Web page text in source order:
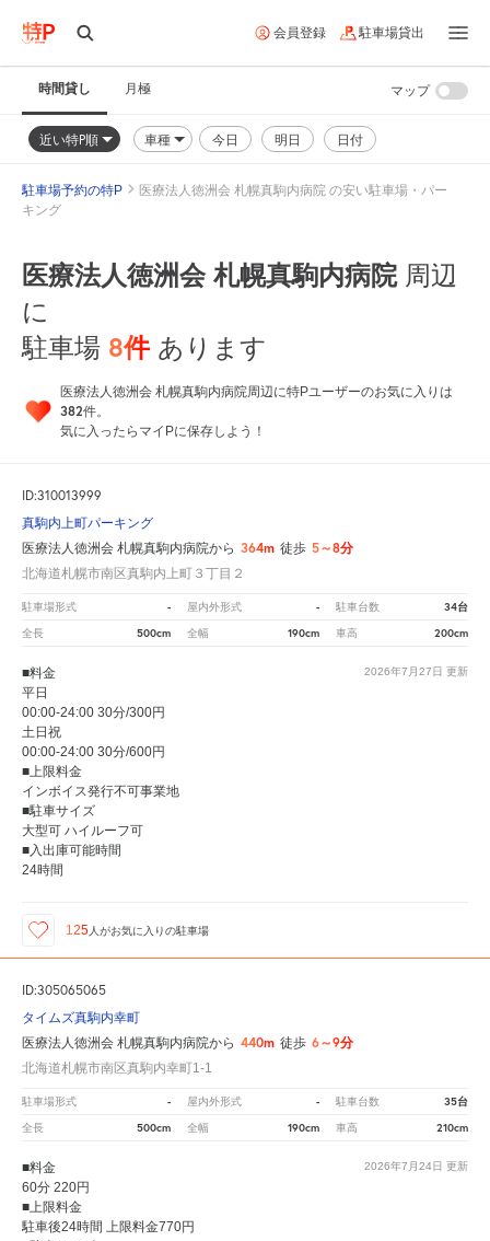
会員登録 駐車場貸出
時間貸し 月極
近い特P順 車種 今日 明日 日付
マップ
駐車場予約の特P
医療法人徳洲会 札幌真駒内病院 の安い駐車場・パー
キング
医療法人徳洲会 札幌真駒内病院周辺
に
駐車場 8件 あります
医療法人徳洲会 札幌真駒内病院周辺に特Pユーザーのお気に入りは
382件。
気に入ったらマイPに保存しよう！
ID:310013999
真駒内上町パーキング
医療法人徳洲会 札幌真駒内病院から 364m 徒歩 5～8分
北海道札幌市南区真駒内上町３丁目２
駐車場形式 - 屋内外形式 - 駐車台数 34台
全長 500cm 全幅 190cm 車高 200cm
2026年7月27日 更新
■料金
平日
00:00-24:00 30分/300円
土日祝
00:00-24:00 30分/600円
■上限料金
インボイス発行不可事業地
■駐車サイズ
大型可 ハイルーフ可
■入出庫可能時間
24時間
125 人がお気に入りの駐車場
ID:305065065
タイムズ真駒内幸町
医療法人徳洲会 札幌真駒内病院から 440m 徒歩 6～9分
北海道札幌市南区真駒内幸町1-1
駐車場形式 - 屋内外形式 - 駐車台数 35台
全長 500cm 全幅 190cm 車高 210cm
2026年7月24日 更新
■料金
60分 220円
■上限料金
駐車後24時間 上限料金770円